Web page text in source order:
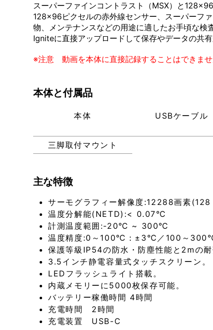
スーパーファインコントラスト（MSX）と
128×96ピクセルの赤外線センサー、スーパーフ
物、メンテナンスなどの用途に適したお手頃な
Igniteに直接アップロードして保存やデータの共有
※注意 動画を本体に直接記録することはできませ
本体と付属品
本体 USBケーブル
三脚取付マウント
主な特徴
サーモグラフィー解像度:12288画素
温度分解能(NETD):< 0.07℃
計測温度範囲:-20℃ ~ 300℃
温度精度:0～100℃：±3℃／100～
保護等級IP54の防水・防塵性能と2mの耐
3.5インチ静電容量式タッチスクリーン。
LEDフラッシュライト搭載。
内蔵メモリーに5000枚保存可能。
バッテリー稼働時間 4時間
充電時間 2時間
充電装置 USB-C